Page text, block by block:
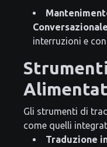
interruzioni e
Gli strumenti di
come quelli
Traduzione